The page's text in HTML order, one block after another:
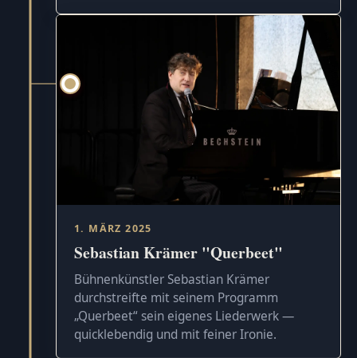
1. MÄRZ 2025
Sebastian Krämer "Querbeet"
Bühnenkünstler Sebastian Krämer
durchstreifte mit seinem Programm
„Querbeet“ sein eigenes Liederwerk —
quicklebendig und mit feiner Ironie.